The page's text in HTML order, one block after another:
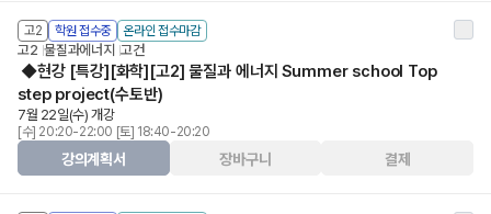
고2 학원 접수중 온라인 접수마감
고2 물질과에너지 고건
◆현강 [특강][화학][고2] 물질과 에너지 Summer school Top
step project(수토반)
7월 22일(수) 개강
[수] 20:20-22:00 [토] 18:40-20:20
강의계획서 장바구니 결제